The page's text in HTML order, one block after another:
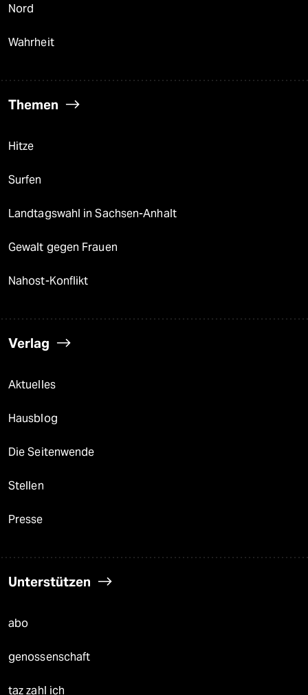
Nord
Wahrheit
Themen
Hitze
Surfen
Landtagswahl in Sachsen-Anhalt
Gewalt gegen Frauen
Nahost-Konflikt
Verlag
Aktuelles
Hausblog
Die Seitenwende
Stellen
Presse
Unterstützen
abo
genossenschaft
taz zahl ich